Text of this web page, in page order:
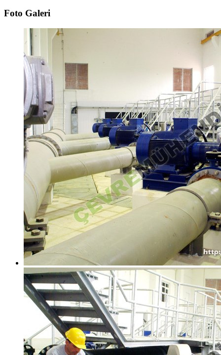
Foto Galeri